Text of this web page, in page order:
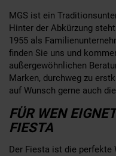
MGS ist ein
Hinter der Abkürzung
1955 als
finden Sie uns und
außergewöhnlichen
Marken, durchweg zu
auf Wunsch gerne auch
FÜR WEN
FIESTA
Der Fiesta ist die perfekte